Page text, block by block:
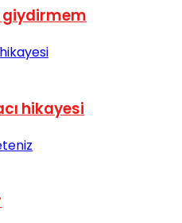
giydirmem
hikayesi